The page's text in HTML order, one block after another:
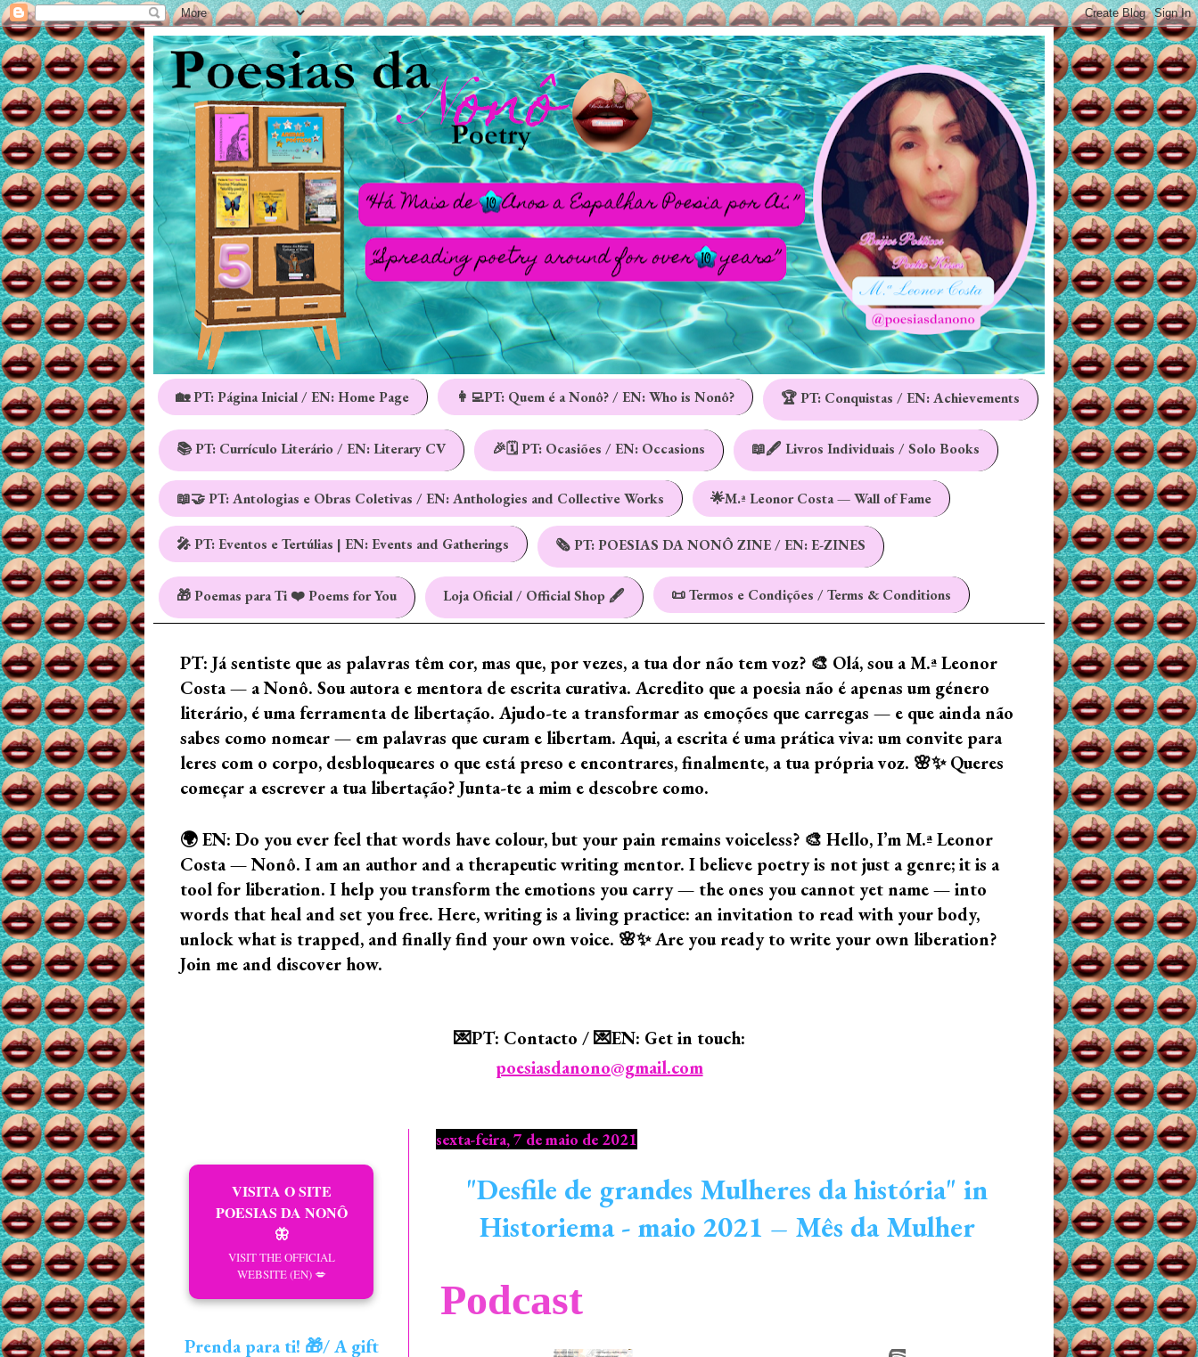
🏡 PT: Página Inicial / EN: Home Page 👩‍💻PT: Quem é a Nonô? / EN: Who is Nonô? 🏆 PT: Conquistas / EN: Achievements
📚 PT: Currículo Literário / EN: Literary CV 🎉🗓️ PT: Ocasiões / EN: Occasions 📖🖋️ Livros Individuais / Solo Books
📖🤝 PT: Antologias e Obras Coletivas / EN: Anthologies and Collective Works 🌟M.ª Leonor Costa — Wall of Fame
🎤 PT: Eventos e Tertúlias | EN: Events and Gatherings 🗞️ PT: POESIAS DA NONÔ ZINE / EN: E-ZINES
🎁 Poemas para Ti ❤️ Poems for You Loja Oficial / Official Shop 🖋️ 📜 Termos e Condições / Terms & Conditions
PT: Já sentiste que as palavras têm cor, mas que, por vezes, a tua dor não tem voz? 🎨 Olá, sou a M.ª Leonor
Costa — a Nonô. Sou autora e mentora de escrita curativa. Acredito que a poesia não é apenas um género
literário, é uma ferramenta de libertação. Ajudo-te a transformar as emoções que carregas — e que ainda não
sabes como nomear — em palavras que curam e libertam. Aqui, a escrita é uma prática viva: um convite para
leres com o corpo, desbloqueares o que está preso e encontrares, finalmente, a tua própria voz. 🌸✨ Queres
começar a escrever a tua libertação? Junta-te a mim e descobre como.
🌍 EN: Do you ever feel that words have colour, but your pain remains voiceless? 🎨 Hello, I’m M.ª Leonor
Costa — Nonô. I am an author and a therapeutic writing mentor. I believe poetry is not just a genre; it is a
tool for liberation. I help you transform the emotions you carry — the ones you cannot yet name — into
words that heal and set you free. Here, writing is a living practice: an invitation to read with your body,
unlock what is trapped, and finally find your own voice. 🌸✨ Are you ready to write your own liberation?
Join me and discover how.
💌PT: Contacto / 💌EN: Get in touch:
poesiasdanono@gmail.com
sexta-feira, 7 de maio de 2021
"Desfile de grandes Mulheres da história" in
Historiema - maio 2021 – Mês da Mulher
Podcast
VISITA O SITE
POESIAS DA NONÔ
🦋
VISIT THE OFFICIAL
WEBSITE (EN) 💋
Prenda para ti! 🎁/ A gift